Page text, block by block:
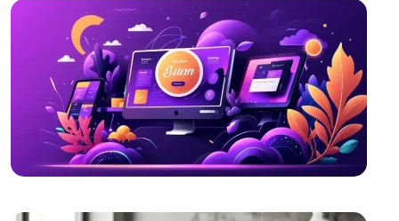
SEO İle Geri Dönüşüm Oranını Artırmanın Yolları
Alesta Medya: Web Tasarımında Profesyonel
Çözümler Sunan Lider Firma
SEO ve Sosyal Medya Entegrasyonu: Dijital Dünyada
Markanızı Yükseltin
Kaliteli Çözümler